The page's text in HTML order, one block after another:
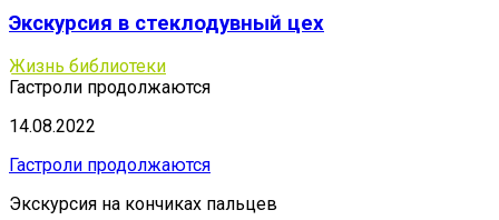
Экскурсия в стеклодувный цех
Жизнь библиотеки
Гастроли продолжаются
14.08.2022
Гастроли продолжаются
Экскурсия на кончиках пальцев